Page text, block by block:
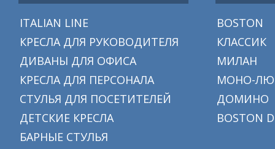
ITALIAN LINE
КРЕСЛА ДЛЯ РУКОВОДИТЕЛЯ
ДИВАНЫ ДЛЯ ОФИСА
КРЕСЛА ДЛЯ ПЕРСОНАЛА
СТУЛЬЯ ДЛЯ ПОСЕТИТЕЛЕЙ
ДЕТСКИЕ КРЕСЛА
БАРНЫЕ СТУЛЬЯ
BOSTON
КЛАССИК
МИЛАН
МОНО-
ДОМИНО
BOSTON